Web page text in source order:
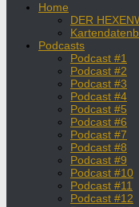
Home
DER
Podcasts
Podcast #1
Podcast #2
Podcast #3
Podcast #4
Podcast #5
Podcast #6
Podcast #7
Podcast #8
Podcast #9
Podcast #10
Podcast #11
Podcast #12